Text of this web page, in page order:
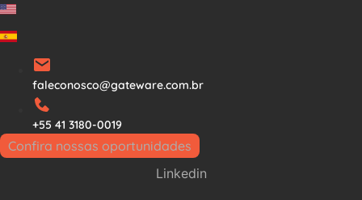
Ir
para
conteúdo
faleconosco@gateware.com.br
+55 41 3180-0019
Confira nossas oportunidades
Linkedin